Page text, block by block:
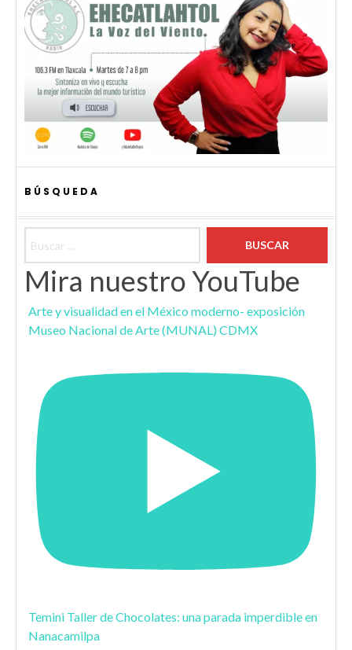
BÚSQUEDA
Mira nuestro YouTube
Arte y visualidad en el México moderno- exposición
Museo Nacional de Arte (MUNAL) CDMX
Temini Taller de Chocolates: una parada imperdible en
Nanacamilpa